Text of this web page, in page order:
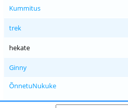
Kummitus
trek
hekate
Ginny
ÕnnetuNukuke